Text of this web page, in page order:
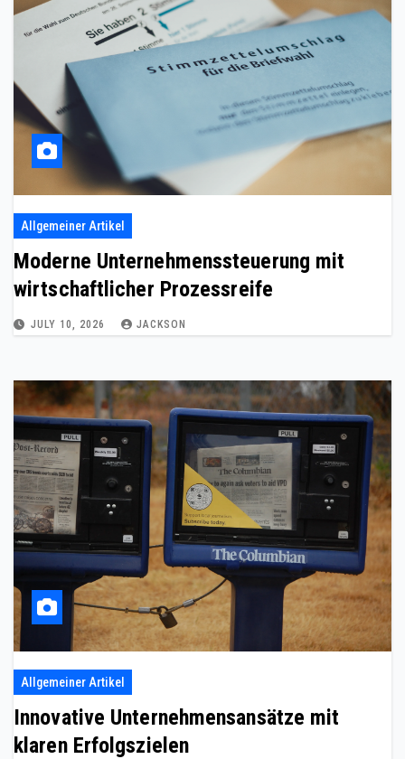
Allgemeiner Artikel
Moderne Unternehmenssteuerung mit
wirtschaftlicher Prozessreife
JULY 10, 2026 JACKSON
Allgemeiner Artikel
Innovative Unternehmensansätze mit
klaren Erfolgszielen